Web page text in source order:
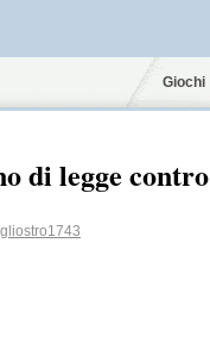
Giochi
di legge contro